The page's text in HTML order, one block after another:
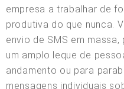
empresa a trabalhar de
produtiva do que nunca.
envio de SMS em
um amplo leque de
andamento ou para
mensagens individuais